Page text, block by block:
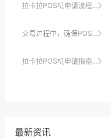
拉卡拉POS机申请流程详解：从资料准备到审核通过
交易过程中，确保POS机屏幕显示的信息准确无误。
拉卡拉POS机申请指南：轻松接入移动支付
最新资讯